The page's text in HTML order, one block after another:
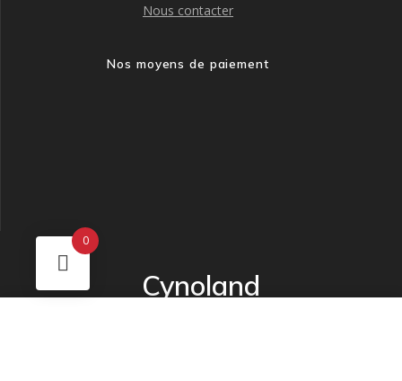
Nous contacter
Nos moyens de paiement
Cynoland
0